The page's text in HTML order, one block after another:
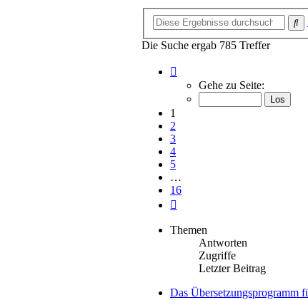
Die Suche ergab 785 Treffer
von
Gehe zu Seite:
1
2
3
4
5
…
16
Themen
Antworten
Zugriffe
Letzter Beitrag
Das Übersetzungsprogramm